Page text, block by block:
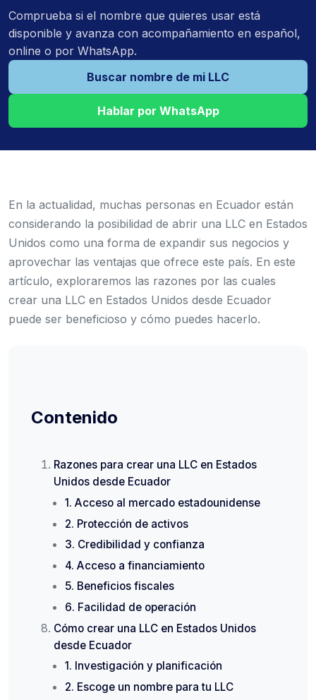
Comprueba si el nombre que quieres usar está
disponible y avanza con acompañamiento en español,
online o por WhatsApp.
Buscar nombre de mi LLC
Hablar por WhatsApp
En la actualidad, muchas personas en Ecuador están
considerando la posibilidad de abrir una LLC en Estados
Unidos como una forma de expandir sus negocios y
aprovechar las ventajas que ofrece este país. En este
artículo, exploraremos las razones por las cuales
crear una LLC en Estados Unidos desde Ecuador
puede ser beneficioso y cómo puedes hacerlo.
Contenido
Razones para crear una LLC en Estados
Unidos desde Ecuador
1. Acceso al mercado estadounidense
2. Protección de activos
3. Credibilidad y confianza
4. Acceso a financiamiento
5. Beneficios fiscales
6. Facilidad de operación
Cómo crear una LLC en Estados Unidos
desde Ecuador
1. Investigación y planificación
2. Escoge un nombre para tu LLC